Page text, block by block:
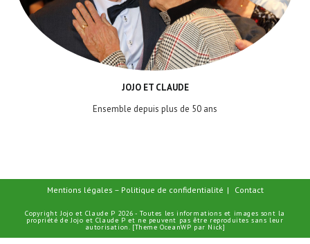
JOJO ET CLAUDE
Ensemble depuis plus de 50 ans
Mentions légales – Politique de confidentialité Contact
Copyright Jojo et Claude P 2026 - Toutes les informations et images sont la
propriété de Jojo et Claude P et ne peuvent pas être reproduites sans leur
autorisation. [Theme OceanWP par Nick]